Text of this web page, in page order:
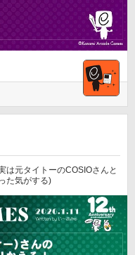
は元タイトーのCOSIOさんと
た気がする)